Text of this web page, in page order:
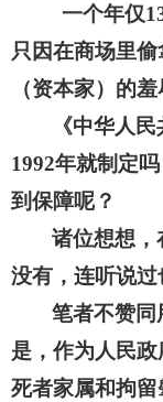
一个年仅
只因在商场里
（资本家）的
《中华人
1992年就制定
到保障呢？
诸位想想，
没有，连听说过
笔者不赞同
是，作为人民
死者家属和拘